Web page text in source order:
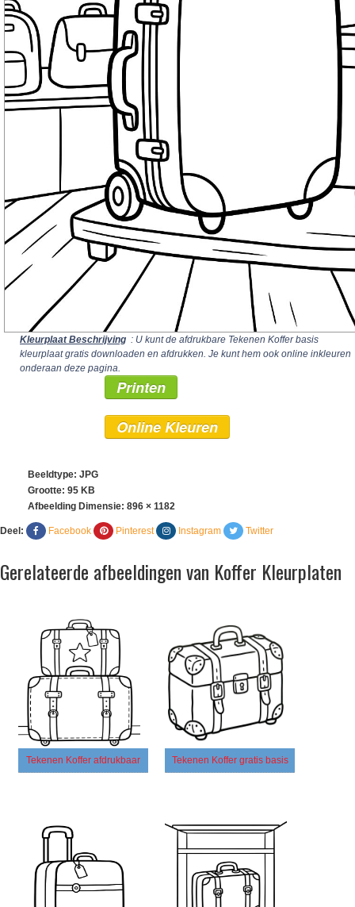
Kleurplaat Beschrijving : U kunt de afdrukbare Tekenen Koffer basis
kleurplaat gratis downloaden en afdrukken. Je kunt hem ook online inkleuren
onderaan deze pagina.
Printen
Online Kleuren
Beeldtype: JPG
Grootte: 95 KB
Afbeelding Dimensie: 896 × 1182
Deel: Facebook Pinterest Instagram Twitter
Gerelateerde afbeeldingen van Koffer Kleurplaten
Tekenen Koffer afdrukbaar Tekenen Koffer gratis basis